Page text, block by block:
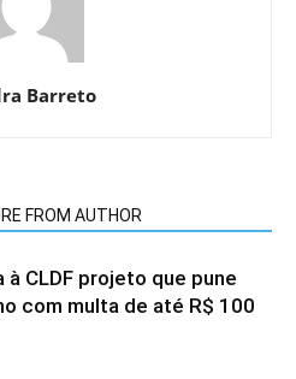
Barreto
FROM AUTHOR
à CLDF projeto que pune
com multa de até R$ 100